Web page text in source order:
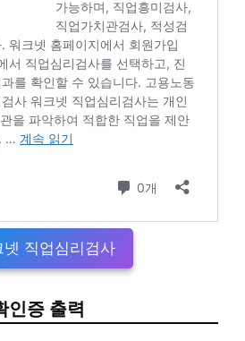
넷 직업심리검사
인증 출력